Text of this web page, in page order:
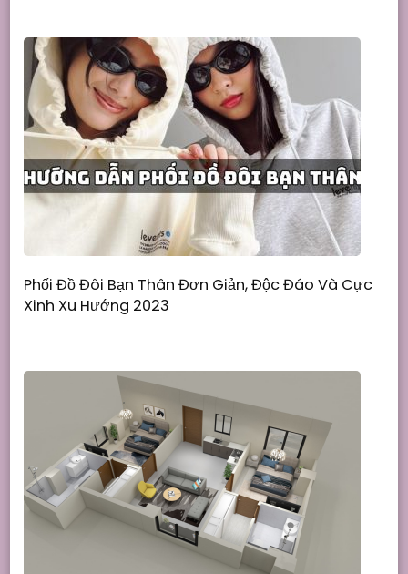
Phối Đồ Đôi Bạn Thân Đơn Giản, Độc Đáo Và Cực
Xinh Xu Hướng 2023